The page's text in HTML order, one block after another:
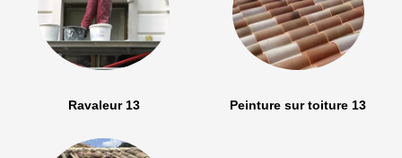
Ravaleur 13 Peinture sur toiture 13